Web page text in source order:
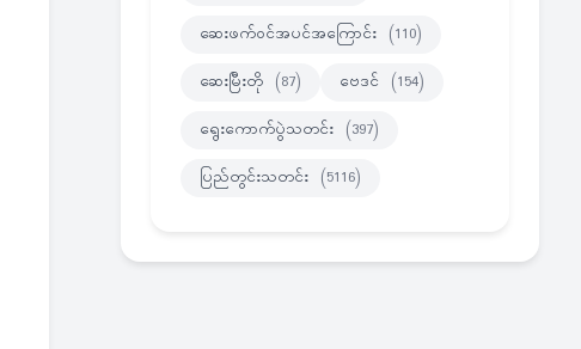
ဆေးဖက်ဝင်အပင်အကြောင်း (110)
ဆေးမြီးတို (87) ဗေဒင် (154)
ရွေးကောက်ပွဲသတင်း (397)
ပြည်တွင်းသတင်း (5116)